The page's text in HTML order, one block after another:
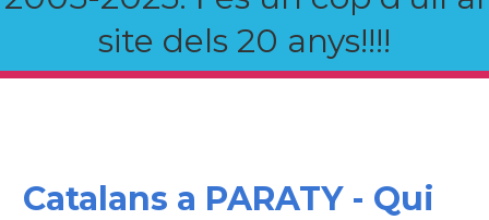
site dels 20 anys!!!!
Catalans a PARATY - Qui